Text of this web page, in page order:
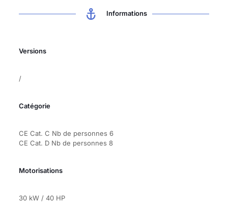
Informations
Versions
/
Catégorie
CE Cat. C Nb de personnes 6
CE Cat. D Nb de personnes 8
Motorisations
30 kW / 40 HP